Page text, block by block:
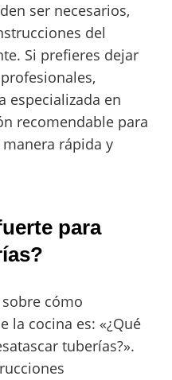
ser necesarios,
del
Si prefieres dejar
especializada en
recomendable para
rápida y
para
cómo
la cocina es: «¿Qué
tuberías?».